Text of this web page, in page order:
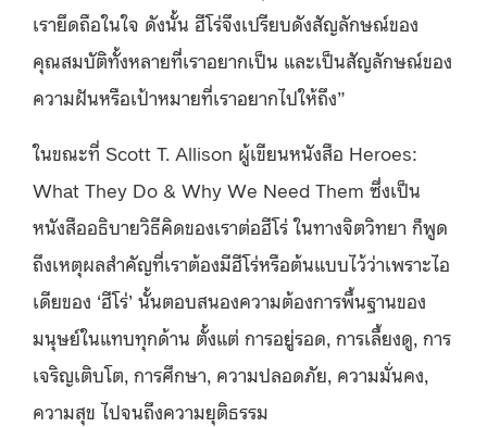
เรายึดถือในใจ ดังนั้น ฮีโร่จึงเปรียบดังสัญลักษณ์ของ
คุณสมบัติทั้งหลายที่เราอยากเป็น และเป็นสัญลักษณ์ของ
ความฝันหรือเป้าหมายที่เราอยากไปให้ถึง”
ในขณะที่ Scott T. Allison ผู้เขียนหนังสือ Heroes:
What They Do & Why We Need Them ซึ่งเป็น
หนังสืออธิบายวิธีคิดของเราต่อฮีโร่ ในทางจิตวิทยา ก็พูด
ถึงเหตุผลสำคัญที่เราต้องมีฮีโร่หรือต้นแบบไว้ว่าเพราะไอ
เดียของ ‘ฮีโร่’ นั้นตอบสนองความต้องการพื้นฐานของ
มนุษย์ในแทบทุกด้าน ตั้งแต่ การอยู่รอด, การเลี้ยงดู, การ
เจริญเติบโต, การศึกษา, ความปลอดภัย, ความมั่นคง,
ความสุข ไปจนถึงความยุติธรรม